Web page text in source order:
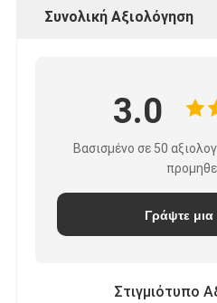
Συνολική Αξιολόγηση
3.0
Βασισμένο σε 50
Γράψτε μια
Στιγμιότυπο